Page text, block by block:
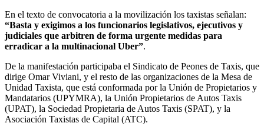
En el texto de convocatoria a la movilización los taxistas señalan:
“Basta y exigimos a los funcionarios legislativos, ejecutivos y
judiciales que arbitren de forma urgente medidas para
erradicar a la multinacional Uber”.
De la manifestación participaba el Sindicato de Peones de Taxis, que
dirige Omar Viviani, y el resto de las organizaciones de la Mesa de
Unidad Taxista, que está conformada por la Unión de Propietarios y
Mandatarios (UPYMRA), la Unión Propietarios de Autos Taxis
(UPAT), la Sociedad Propietaria de Autos Taxis (SPAT), y la
Asociación Taxistas de Capital (ATC).